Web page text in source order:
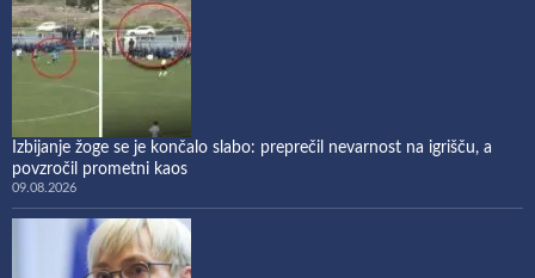
Izbijanje žoge se je končalo slabo: preprečil nevarnost na igrišču, a
povzročil prometni kaos
09.08.2026